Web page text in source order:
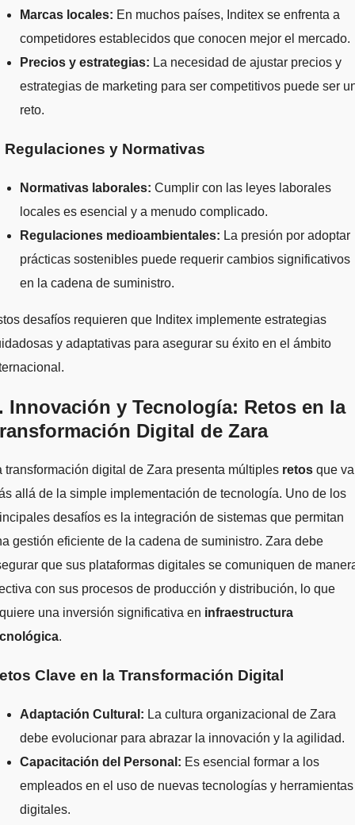
Marcas locales: En muchos países, Inditex se enfrenta a
competidores establecidos que conocen mejor el mercado.
Precios y estrategias: La necesidad de ajustar precios y
estrategias de marketing para ser competitivos puede ser
reto.
Regulaciones y Normativas
Normativas laborales: Cumplir con las leyes laborales
locales es esencial y a menudo complicado.
Regulaciones medioambientales: La presión por adoptar
prácticas sostenibles puede requerir cambios significativos
en la cadena de suministro.
desafíos requieren que Inditex implemente estrategias
y adaptativas para asegurar su éxito en el ámbito
Innovación y Tecnología: Retos en la
Digital de Zara
transformación digital de Zara presenta múltiples retos que
allá de la simple implementación de tecnología. Uno de los
desafíos es la integración de sistemas que permitan
gestión eficiente de la cadena de suministro. Zara debe
que sus plataformas digitales se comuniquen de
con sus procesos de producción y distribución, lo que
una inversión significativa en infraestructura
.
Clave en la Transformación Digital
Adaptación Cultural: La cultura organizacional de Zara
debe evolucionar para abrazar la innovación y la agilidad.
Capacitación del Personal: Es esencial formar a los
empleados en el uso de nuevas tecnologías y herramientas
digitales.